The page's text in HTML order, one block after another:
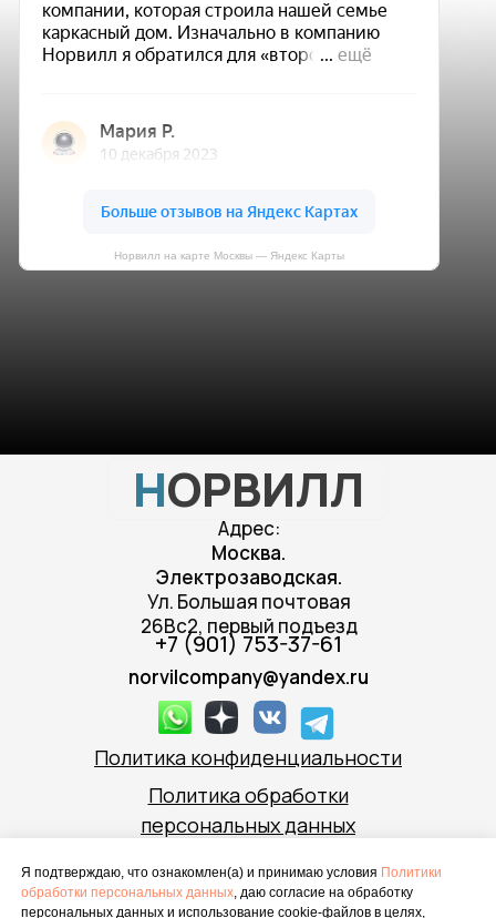
Норвилл на карте Москвы — Яндекс Карты
norvilcompany@yandex.ru
+7 (901) 753-37-61
Адрес:
Москва.
Электрозаводская.
Ул. Большая почтовая
26Вс2, первый подъезд
авторского права (в том числе дизайн).
Запрещается копирование, распространение (в
НОРВИЛЛ
Политика конфиденциальности
Политика обработки
персональных данных
Я подтверждаю, что ознакомлен(а) и принимаю условия Политики
обработки персональных данных, даю согласие на обработку
персональных данных и использование cookie-файлов в целях,